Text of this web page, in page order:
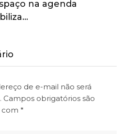
na agenda
de e-mail não será
Campos obrigatórios são
com *